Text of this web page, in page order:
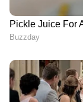
ഇതിനിടെ
ചെയ്തതിന്
വാങ്ങി.
ഓല്‍മോയ്ക്കും